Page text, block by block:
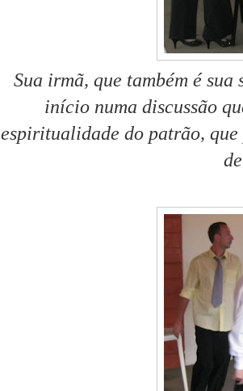
Sua irmã, que também é
início numa discussão
espiritualidade do patrão,